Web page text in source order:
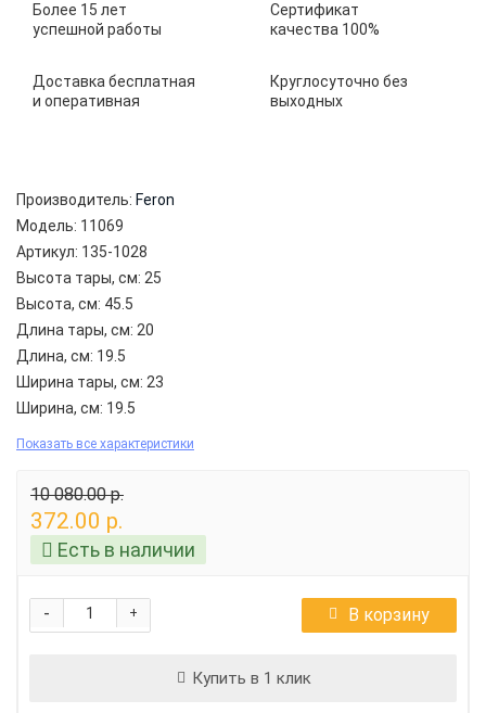
Более 15 лет
успешной работы
Сертификат
качества 100%
Доставка бесплатная
и оперативная
Круглосуточно без
выходных
Производитель: Feron
Модель: 11069
Артикул: 135-1028
Высота тары, см: 25
Высота, см: 45.5
Длина тары, см: 20
Длина, см: 19.5
Ширина тары, см: 23
Ширина, см: 19.5
Показать все характеристики
10 080.00 р.
372.00 р.
Есть в наличии
+
- В корзину
Купить в 1 клик